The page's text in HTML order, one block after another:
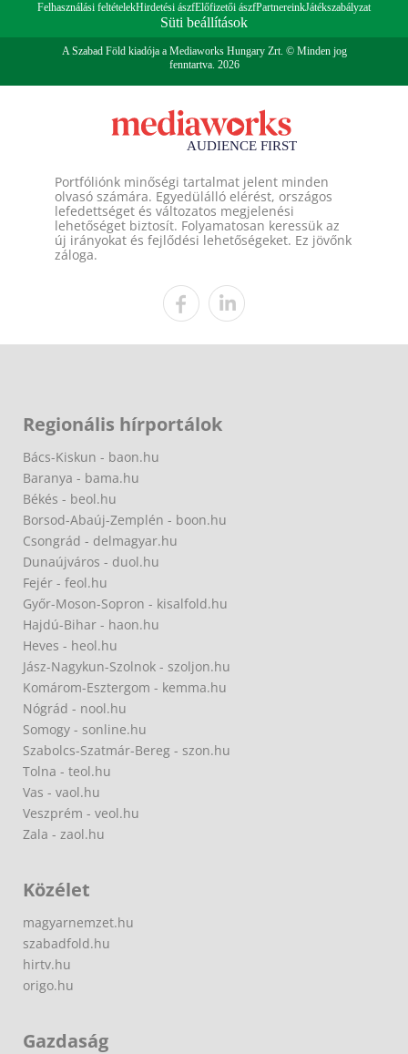
Felhasználási feltételekHirdetési ászfElőfizetői ászfPartnereinkJátékszabályzat
Süti beállítások
A Szabad Föld kiadója a Mediaworks Hungary Zrt. © Minden jog
fenntartva. 2026
Portfóliónk minőségi tartalmat jelent minden
olvasó számára. Egyedülálló elérést, országos
lefedettséget és változatos megjelenési
lehetőséget biztosít. Folyamatosan keressük az
új irányokat és fejlődési lehetőségeket. Ez jövőnk
záloga.
Regionális hírportálok
Bács-Kiskun - baon.hu
Baranya - bama.hu
Békés - beol.hu
Borsod-Abaúj-Zemplén - boon.hu
Csongrád - delmagyar.hu
Dunaújváros - duol.hu
Fejér - feol.hu
Győr-Moson-Sopron - kisalfold.hu
Hajdú-Bihar - haon.hu
Heves - heol.hu
Jász-Nagykun-Szolnok - szoljon.hu
Komárom-Esztergom - kemma.hu
Nógrád - nool.hu
Somogy - sonline.hu
Szabolcs-Szatmár-Bereg - szon.hu
Tolna - teol.hu
Vas - vaol.hu
Veszprém - veol.hu
Zala - zaol.hu
Közélet
magyarnemzet.hu
szabadfold.hu
hirtv.hu
origo.hu
Gazdaság